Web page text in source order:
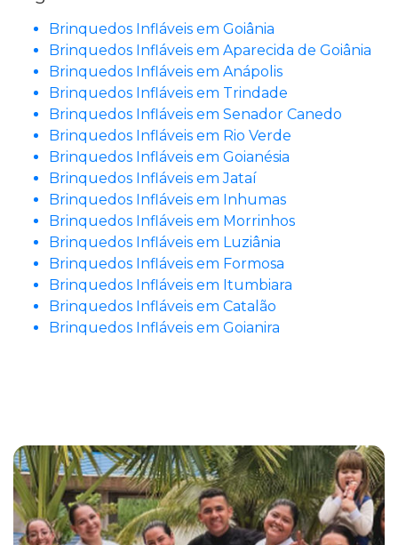
Brinquedos Infláveis em Goiânia
Brinquedos Infláveis em Aparecida de Goiânia
Brinquedos Infláveis em Anápolis
Brinquedos Infláveis em Trindade
Brinquedos Infláveis em Senador Canedo
Brinquedos Infláveis em Rio Verde
Brinquedos Infláveis em Goianésia
Brinquedos Infláveis em Jataí
Brinquedos Infláveis em Inhumas
Brinquedos Infláveis em Morrinhos
Brinquedos Infláveis em Luziânia
Brinquedos Infláveis em Formosa
Brinquedos Infláveis em Itumbiara
Brinquedos Infláveis em Catalão
Brinquedos Infláveis em Goianira